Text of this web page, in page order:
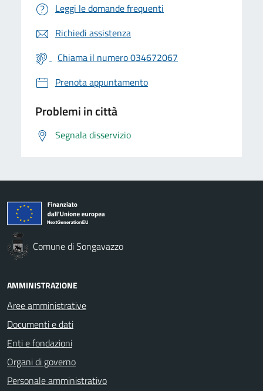
Leggi le domande frequenti
Richiedi assistenza
Chiama il numero 034672067
Prenota appuntamento
Problemi in città
Segnala disservizio
Comune di Songavazzo
AMMINISTRAZIONE
Aree amministrative
Documenti e dati
Enti e fondazioni
Organi di governo
Personale amministrativo